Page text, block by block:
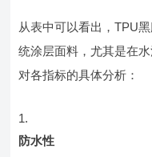
从表中可以看出，TPU
统涂层面料，尤其是在
对各指标的具体分析：
防水性